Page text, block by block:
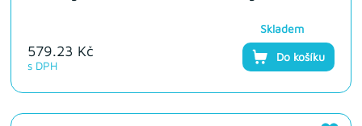
579.23 Kč
s DPH
Skladem
Do košíku